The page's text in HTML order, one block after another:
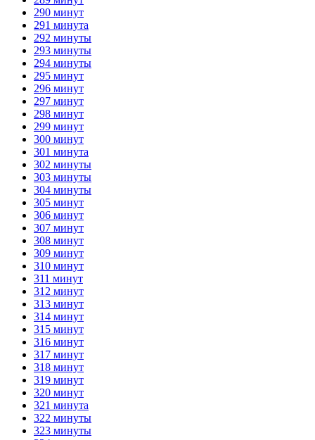
290 минут
291 минута
292 минуты
293 минуты
294 минуты
295 минут
296 минут
297 минут
298 минут
299 минут
300 минут
301 минута
302 минуты
303 минуты
304 минуты
305 минут
306 минут
307 минут
308 минут
309 минут
310 минут
311 минут
312 минут
313 минут
314 минут
315 минут
316 минут
317 минут
318 минут
319 минут
320 минут
321 минута
322 минуты
323 минуты